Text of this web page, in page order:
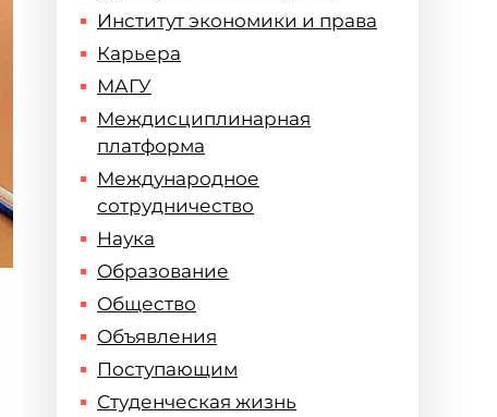
Институт экономики и права
Карьера
МАГУ
Междисциплинарная
платформа
Международное
сотрудничество
Наука
Образование
Общество
Объявления
Поступающим
Студенческая жизнь